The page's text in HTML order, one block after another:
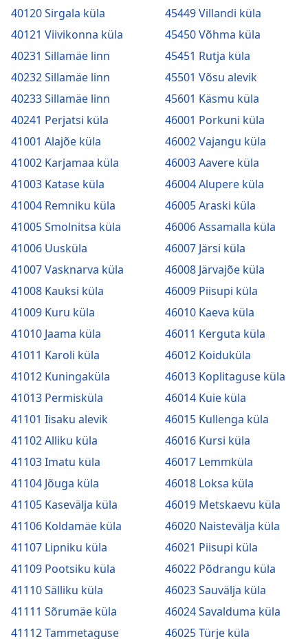
40120 Sirgala küla
40121 Viivikonna küla
40231 Sillamäe linn
40232 Sillamäe linn
40233 Sillamäe linn
40241 Perjatsi küla
41001 Alajõe küla
41002 Karjamaa küla
41003 Katase küla
41004 Remniku küla
41005 Smolnitsa küla
41006 Uusküla
41007 Vasknarva küla
41008 Kauksi küla
41009 Kuru küla
41010 Jaama küla
41011 Karoli küla
41012 Kuningaküla
41013 Permisküla
41101 Iisaku alevik
41102 Alliku küla
41103 Imatu küla
41104 Jõuga küla
41105 Kasevälja küla
41106 Koldamäe küla
41107 Lipniku küla
41109 Pootsiku küla
41110 Sälliku küla
41111 Sõrumäe küla
41112 Tammetaguse
45449 Villandi küla
45450 Võhma küla
45451 Rutja küla
45501 Võsu alevik
45601 Käsmu küla
46001 Porkuni küla
46002 Vajangu küla
46003 Aavere küla
46004 Alupere küla
46005 Araski küla
46006 Assamalla küla
46007 Järsi küla
46008 Järvajõe küla
46009 Piisupi küla
46010 Kaeva küla
46011 Kerguta küla
46012 Koiduküla
46013 Koplitaguse küla
46014 Kuie küla
46015 Kullenga küla
46016 Kursi küla
46017 Lemmküla
46018 Loksa küla
46019 Metskaevu küla
46020 Naistevälja küla
46021 Piisupi küla
46022 Põdrangu küla
46023 Sauvälja küla
46024 Savalduma küla
46025 Türje küla